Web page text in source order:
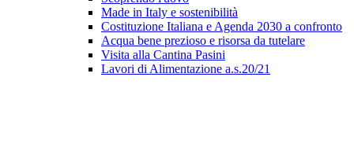
Made in Italy e sostenibilità
Costituzione Italiana e Agenda 2030 a confronto
Acqua bene prezioso e risorsa da tutelare
Visita alla Cantina Pasini
Lavori di Alimentazione a.s.20/21